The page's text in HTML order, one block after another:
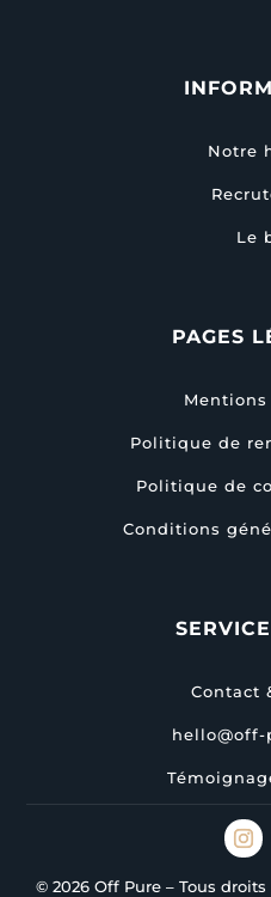
Notre
Le
PAGES
Politique de
Politique de
Conditions
Contact
hello@off-
© 2026 Off Pure – Tous